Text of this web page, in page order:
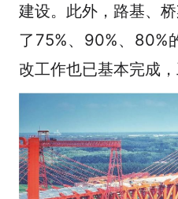
建设。此外，路基、
了75%、90%、80%
改工作也已基本完成